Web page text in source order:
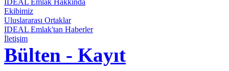
IDEAL Emlak Hakkında
Ekibimiz
Uluslararası Ortaklar
IDEAL Emlak'tan Haberler
İletişim
Bülten - Kayıt